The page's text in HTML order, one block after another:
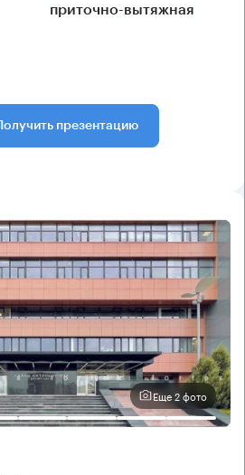
приточно-вытяжная
Получить презентацию
Еще 2 фото